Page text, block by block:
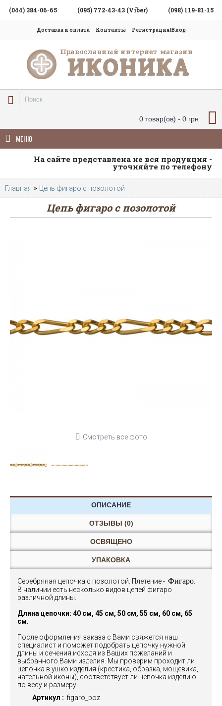
(044) 384-06-65 (095) 772-43-43 (Viber) (098) 119-81-15
Доставка и оплата Контакты Регистрация|Вход
0 товар(ов) - 0 грн
МЕНЮ
На сайте представлена не вся продукция -
уточняйте по телефону
Главная Цепь фигаро с позолотой
Цепь фигаро с позолотой
Смотреть все фото
ОПИСАНИЕ
ОТЗЫВЫ (0)
ОСВЯЩЕНО
УПАКОВКА
Серебряная цепочка с позолотой. Плетение - Фигаро
В наличии есть несколько видов цепей фигаро
различной длины.
Длина цепочки: 40 см, 45 см, 50 см, 55 см, 60 см, 65
см.
После оформления заказа с Вами свяжется наш
специалист и поможет подобрать цепочку нужной
длины и сечения исходя из Ваших пожеланий и
выбранного Вами изделия. Мы проверим проходит ли
цепочка в ушко изделия (крестика, образка, мощевика,
нательной иконы), соответствует ли цепочка изделию
по весу и размеру.
Артикул : figaro_poz